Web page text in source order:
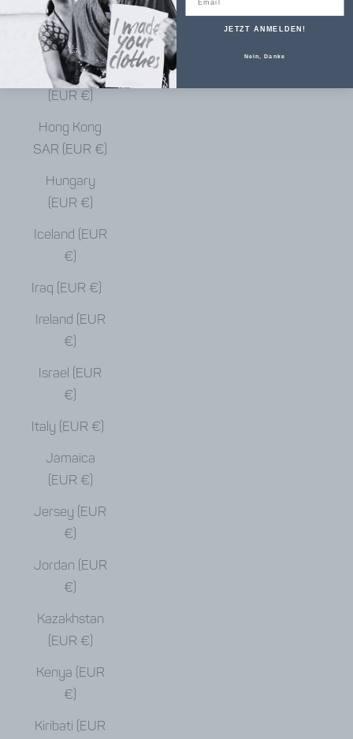
€)
Haiti (EUR €)
Honduras
(EUR €)
Hong Kong
SAR (EUR €)
Hungary
(EUR €)
Iceland (EUR
€)
Iraq (EUR €)
Ireland (EUR
€)
Israel (EUR
€)
Italy (EUR €)
Jamaica
(EUR €)
Jersey (EUR
€)
Jordan (EUR
€)
Kazakhstan
(EUR €)
Kenya (EUR
€)
Kiribati (EUR
JETZT ANMELDEN!
Nein, Danke